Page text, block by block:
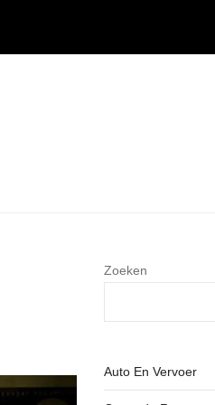
Zoeken
Auto En Vervoer